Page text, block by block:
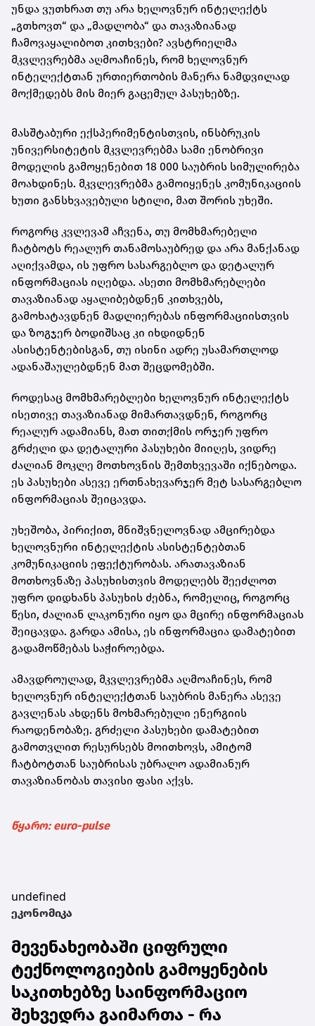
უნდა ვუთხრათ თუ არა ხელოვნურ ინტელექტს
„გთხოვთ“ და „მადლობა“ და თავაზიანად
ჩამოვაყალიბოთ კითხვები? ავსტრიელმა
მკვლევრებმა აღმოაჩინეს, რომ ხელოვნურ
ინტელექტთან ურთიერთობის მანერა ნამდვილად
მოქმედებს მის მიერ გაცემულ პასუხებზე.
მასშტაბური ექსპერიმენტისთვის, ინსბრუკის
უნივერსიტეტის მკვლევრებმა სამი ენობრივი
მოდელის გამოყენებით 18 000 საუბრის სიმულირება
მოახდინეს. მკვლევრებმა გამოიყენეს კომუნიკაციის
ხუთი განსხვავებული სტილი, მათ შორის უხეში.
როგორც კვლევამ აჩვენა, თუ მომხმარებელი
ჩატბოტს რეალურ თანამოსაუბრედ და არა მანქანად
აღიქვამდა, ის უფრო სასარგებლო და დეტალურ
ინფორმაციას იღებდა. ასეთი მომხმარებლები
თავაზიანად აყალიბებდნენ კითხვებს,
გამოხატავდნენ მადლიერებას ინფორმაციისთვის
და ზოგჯერ ბოდიშსაც კი იხდიდნენ
ასისტენტებისგან, თუ ისინი ადრე უსამართლოდ
ადანაშაულებდნენ მათ შეცდომებში.
როდესაც მომხმარებლები ხელოვნურ ინტელექტს
ისეთივე თავაზიანად მიმართავდნენ, როგორც
რეალურ ადამიანს, მათ თითქმის ორჯერ უფრო
გრძელი და დეტალური პასუხები მიიღეს, ვიდრე
ძალიან მოკლე მოთხოვნის შემთხვევაში იქნებოდა.
ეს პასუხები ასევე ერთნახევარჯერ მეტ სასარგებლო
ინფორმაციას შეიცავდა.
უხეშობა, პირიქით, მნიშვნელოვნად ამცირებდა
ხელოვნური ინტელექტის ასისტენტებთან
კომუნიკაციის ეფექტურობას. არათავაზიან
მოთხოვნაზე პასუხისთვის მოდელებს შეეძლოთ
უფრო დიდხანს პასუხის ძებნა, რომელიც, როგორც
წესი, ძალიან ლაკონური იყო და მცირე ინფორმაციას
შეიცავდა. გარდა ამისა, ეს ინფორმაცია დამატებით
გადამოწმებას საჭიროებდა.
ამავდროულად, მკვლევრებმა აღმოაჩინეს, რომ
ხელოვნურ ინტელექტთან საუბრის მანერა ასევე
გავლენას ახდენს მოხმარებული ენერგიის
რაოდენობაზე. გრძელი პასუხები დამატებით
გამოთვლით რესურსებს მოითხოვს, ამიტომ
ჩატბოტთან საუბრისას უბრალო ადამიანურ
თავაზიანობას თავისი ფასი აქვს.
წყარო: euro-pulse
undefined
ეკონომიკა
მევენახეობაში ციფრული
ტექნოლოგიების გამოყენების
საკითხებზე საინფორმაციო
შეხვედრა გაიმართა - რა